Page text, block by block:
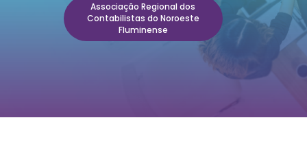
Associação Regional dos
Contabilistas do Noroeste
Fluminense